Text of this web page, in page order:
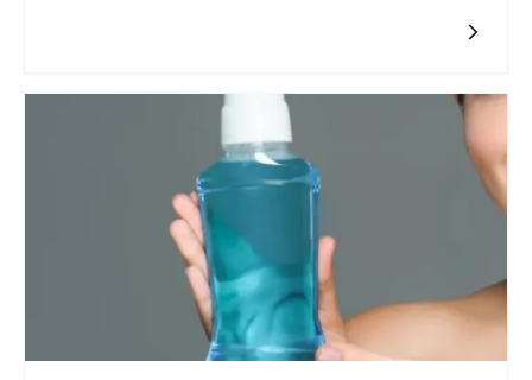
zwiększenie dostępności informacji oraz możliwości interakcji.
pokoi, menu czy atrakcji w okolicy. Warto, aby jego działanie
nie ograniczało się jedynie do udzielania odpowiedzi na
często zadawane pytania. Powinien także potrafić skierować
gości do odpowiednich osób w zespole, gdy konkretne
zapytania wymagają interwencji człowieka. Obiekt w
Jarosławiu, ze swoim eleganckim designem i szeroką ofertą,
ma szansę na zbudowanie silniejszych relacji z klientami
dzięki większej efektywności obsługi.